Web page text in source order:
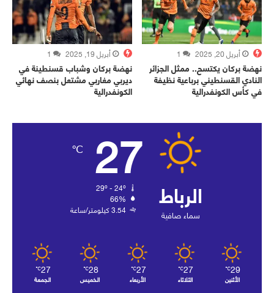
أبريل 20, 2025 1
نهضة بركان يكتسح.. ممثل الجزائر
النادي القسنطيني برباعية نظيفة
في كأس الكونفدرالية
أبريل 19, 2025 1
نهضة بركان وشباب قسنطينة في
ديربي مغاربي مشتعل بنصف نهائي
الكونفدرالية
الرباط
سماء صافية
27
℃
66%
3.54 كيلومتر/ساعة
29
℃
الأثنين
27
℃
الثلاثاء
27
℃
الأربعاء
28
℃
الخميس
27
℃
الجمعة